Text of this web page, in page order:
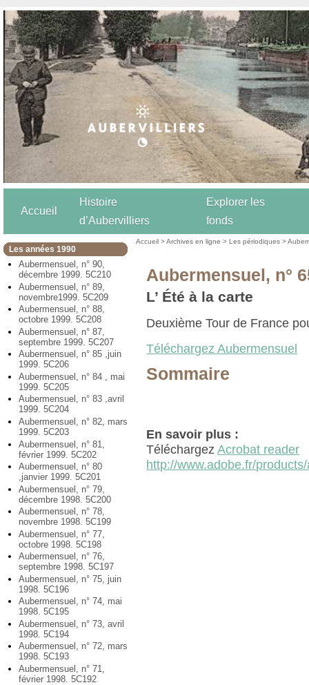
Accueil
Histoire
d’Aubervilliers
Explorer les
fonds
Les années 1990
Aubermensuel, n° 90,
décembre 1999. 5C210
Aubermensuel, n° 89,
novembre1999. 5C209
Aubermensuel, n° 88,
octobre 1999. 5C208
Aubermensuel, n° 87,
septembre 1999. 5C207
Aubermensuel, n° 85 ,juin
1999. 5C206
Aubermensuel, n° 84 , mai
1999. 5C205
Aubermensuel, n° 83 ,avril
1999. 5C204
Aubermensuel, n° 82, mars
1999. 5C203
Aubermensuel, n° 81,
février 1999. 5C202
Aubermensuel, n° 80
,janvier 1999. 5C201
Aubermensuel, n° 79,
décembre 1998. 5C200
Aubermensuel, n° 78,
novembre 1998. 5C199
Aubermensuel, n° 77,
octobre 1998. 5C198
Aubermensuel, n° 76,
septembre 1998. 5C197
Aubermensuel, n° 75, juin
1998. 5C196
Aubermensuel, n° 74, mai
1998. 5C195
Aubermensuel, n° 73, avril
1998. 5C194
Aubermensuel, n° 72, mars
1998. 5C193
Aubermensuel, n° 71,
février 1998. 5C192
Accueil >Archives en ligne >Les périodiques >
Aubermensuel, n°
L’ Été à la carte
Deuxième Tour de France
Téléchargez Aubermensuel
Sommaire
En savoir plus :
TéléchargezAcrobat reader
http://www.adobe.fr/